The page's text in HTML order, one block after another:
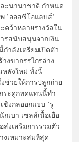
ะนานาชาติ กำหนด
’ออสซีโอแลบส์’
คว้าหลายรางวัลใน
รสนับสนุนจากเงิน
ำลังเตรียมเปิดตัว
งขากรรไกรล่าง
หลังใหม่ ทั้งนี้
ช่วยให้การปลูกถ่าย
ระดูกทดแทนนี้ทำ
ชิงกลออกแบบ ’รู
เบา เซลล์เนื้อเยื่อ
ส่งเสริมการรวมตัว
งเหมาะสมที่สุด